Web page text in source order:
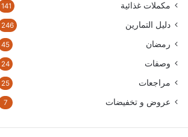
مكملات غذائية 141
دليل التمارين 246
رمضان 45
وصفات 24
مراجعات 25
عروض و تخفيضات 7